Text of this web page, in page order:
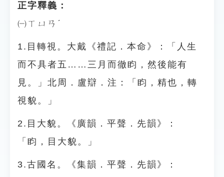
正字釋義：
㈠ㄒㄩㄢˊ
1.目轉視。大戴《禮記．本命》：「人生
而不具者五……三月而徹盷，然後能有
見。」北周．盧辯．注：「盷，精也，轉
視貌。」
2.目大貌。《廣韻．平聲．先韻》：
「盷，目大貌。」
3.古國名。《集韻．平聲．先韻》：